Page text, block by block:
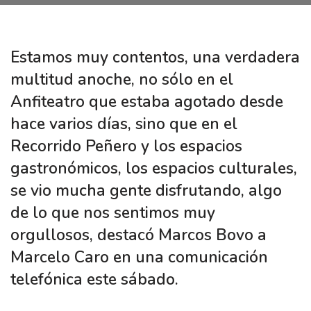
Estamos muy contentos, una verdadera
multitud anoche, no sólo en el
Anfiteatro que estaba agotado desde
hace varios días, sino que en el
Recorrido Peñero y los espacios
gastronómicos, los espacios culturales,
se vio mucha gente disfrutando, algo
de lo que nos sentimos muy
orgullosos, destacó Marcos Bovo a
Marcelo Caro en una comunicación
telefónica este sábado.